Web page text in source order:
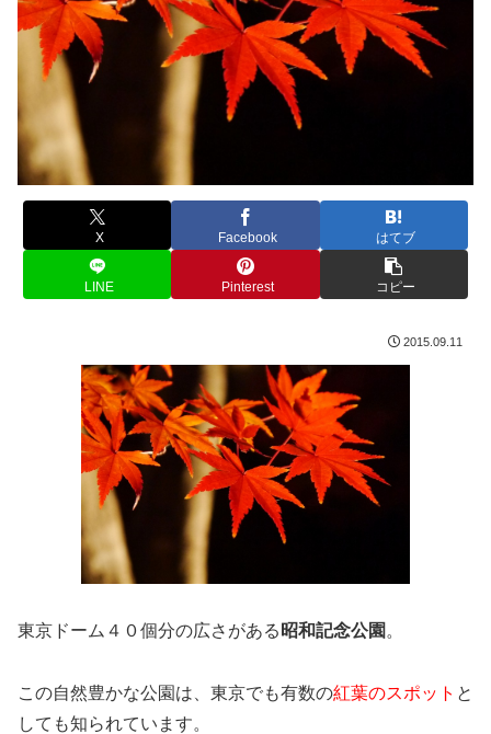
X Facebook はてブ
LINE Pinterest コピー
2015.09.11
東京ドーム４０個分の広さがある 昭和記念公園 。
この自然豊かな公園は、東京でも有数の紅葉のスポット と
しても知られています。